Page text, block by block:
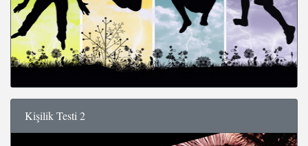
Kişilik Testi 2